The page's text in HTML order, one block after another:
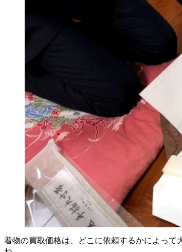
着物の買取価格は、どこに依頼するかによっ